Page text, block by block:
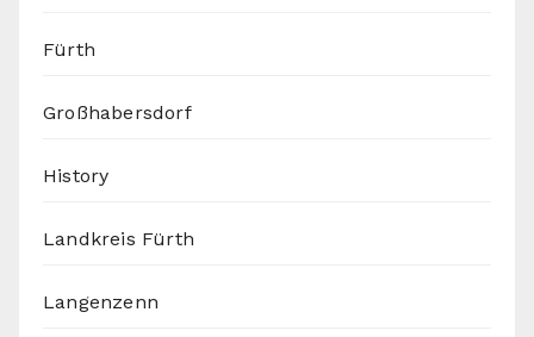
Fürth
Großhabersdorf
History
Landkreis Fürth
Langenzenn